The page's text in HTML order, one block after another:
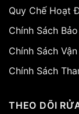
Quy Chế Hoạt
Chính Sách
Chính Sách
Chính Sách
THEO DÕI